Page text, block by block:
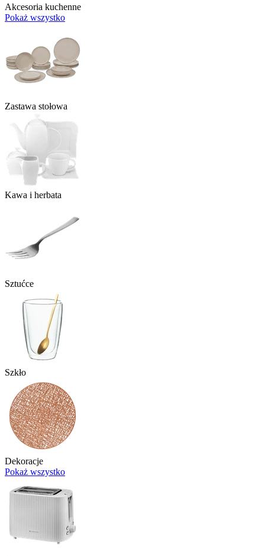
Akcesoria kuchenne
Pokaż wszystko
Zastawa stołowa
Kawa i herbata
Sztućce
Szkło
Dekoracje
Pokaż wszystko